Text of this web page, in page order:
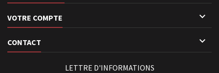
VOTRE COMPTE 
CONTACT 
LETTRE D'INFORMATIONS